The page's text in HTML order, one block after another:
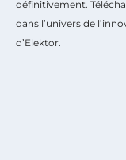
définitivement.
dans l’univers de
d’Elektor.